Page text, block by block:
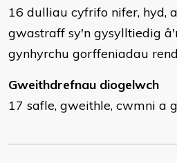
16 dulliau cyfrifo nifer, hyd,
gwastraff sy'n gysylltiedig
gynhyrchu gorffeniadau
Gweithdrefnau diogelwch
17 safle, gweithle, cwmni a